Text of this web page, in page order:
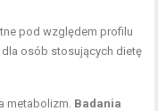
pod względem profilu
osób stosujących dietę
metabolizm. Badania